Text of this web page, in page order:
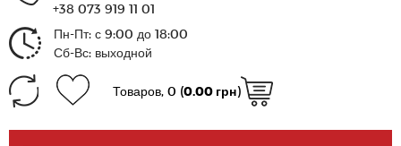
+38 073 919 11 01
Пн-Пт: с 9:00 до 18:00
Сб-Вс: выходной
Товаров, 0 (0.00 грн)